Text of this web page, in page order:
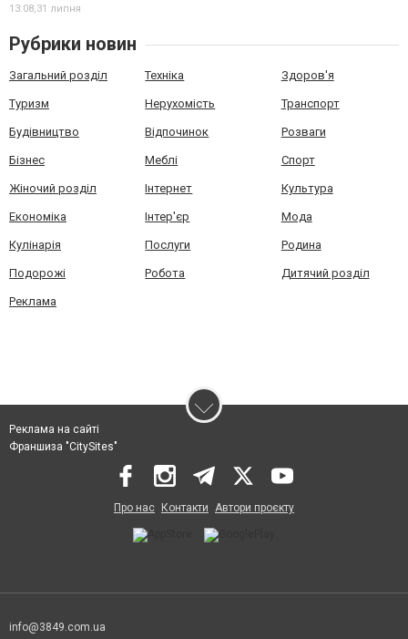
13:08,31 липня
Рубрики новин
Загальний розділ Техніка Здоров'я
Туризм Нерухомість Транспорт
Будівництво Відпочинок Розваги
Бізнес Меблі Спорт
Жіночий розділ Інтернет Культура
Економіка Інтер'єр Мода
Кулінарія Послуги Родина
Подорожі Робота Дитячий розділ
Реклама
Реклама на сайті
Франшиза "CitySites"
Про нас Контакти Автори проєкту
info@3849.com.ua